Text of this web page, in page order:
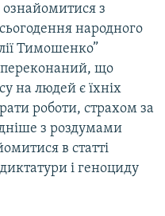
ознайомитися з
народного
Тимошенко”
переконаний, що
на людей є їхніх
роботи, страхом за
з роздумами
в статті
диктатури і геноциду